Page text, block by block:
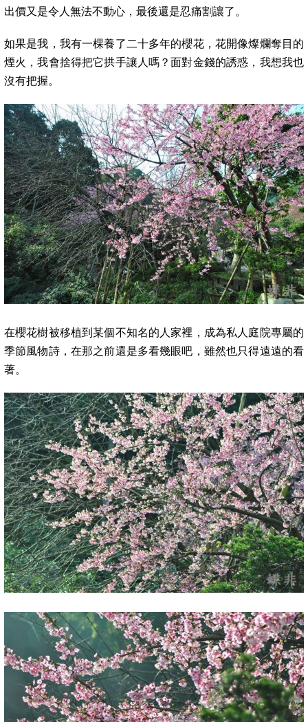
出價又是令人無法不動心，最後還是忍痛割讓了。
如果是我，我有一棵養了二十多年的櫻花，花開像燦爛奪目的
煙火，我會捨得把它拱手讓人嗎？面對金錢的誘惑，我想我也
沒有把握。
在櫻花樹被移植到某個不知名的人家裡，成為私人庭院專屬的
季節風物詩，在那之前還是多看幾眼吧，雖然也只得遠遠的看
著。